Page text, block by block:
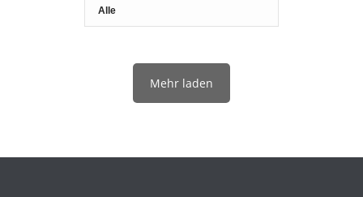
Mehr laden